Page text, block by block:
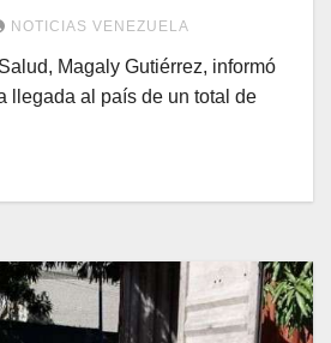
NOTICIAS VENEZUELA
Magaly Gutiérrez, informó
llegada al país de un total de